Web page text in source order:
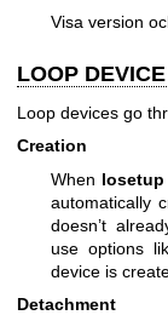
Visa version
LOOP
Loop devices go
Creation
When losetup
automatically
doesn’t
use options
device is
Detachment